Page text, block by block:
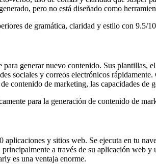
pero no está diseñado como
de gramática, claridad y estilo con 9.5/
para generar nuevo contenido. Sus
sociales y correos electrónicos
contenido de marketing, las capacidades de
para la generación de contenido de
y sitios web. Se ejecuta en tu
a través de su aplicación web
es una ventaja enorme.